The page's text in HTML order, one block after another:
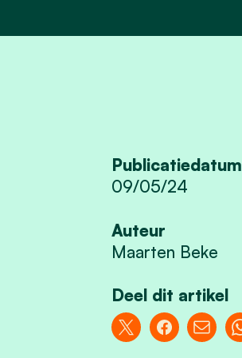
Publicatiedatum
09/05/24
Auteur
Maarten Beke
Deel dit artikel